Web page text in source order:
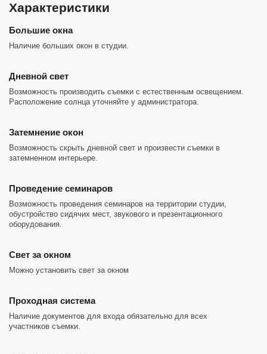
Характеристики
Большие окна
Наличие больших окон в студии.
Дневной свет
Возможность производить съемки с естественным освещением.
Расположение солнца уточняйте у администратора.
Затемнение окон
Возможность скрыть дневной свет и произвести съемки в
затемненном интерьере.
Проведение семинаров
Возможность проведения семинаров на территории студии,
обустройство сидячих мест, звукового и презентационного
оборудования.
Cвет за окном
Можно установить свет за окном
Проходная система
Наличие документов для входа обязательно для всех
участников съемки.